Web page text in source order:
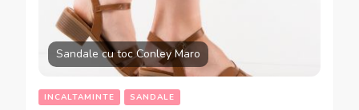
Sandale cu toc Conley Maro
INCALTAMINTE SANDALE